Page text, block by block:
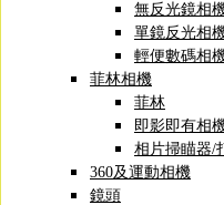
無反光鏡相
單鏡反光相
輕便數碼相
菲林相機
菲林
即影即有相
相片掃瞄器/
360及運動相機
鏡頭